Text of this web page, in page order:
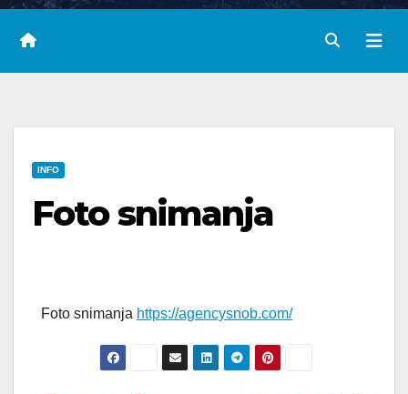
INFO
Foto snimanja
Foto snimanja https://agencysnob.com/